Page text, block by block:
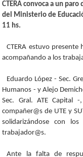
CTERA convoca a un
del Ministerio de
11 hs.
CTERA estuvo
acompañando a los
Eduardo López - Sec.
Humanos - y Alejo
Sec. Gral. ATE Capital
compañer@s de UTE y
solidarizándose con
trabajador@s.
Ante la falta de